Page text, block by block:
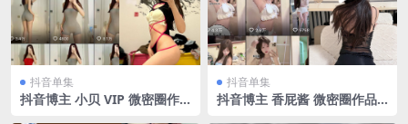
抖音单集
抖音博主 小贝 VIP 微密圈作
抖音单集
抖音博主 香屁酱 微密圈作品